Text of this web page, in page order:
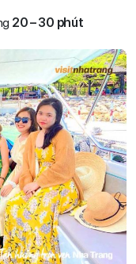
20 – 30 phút